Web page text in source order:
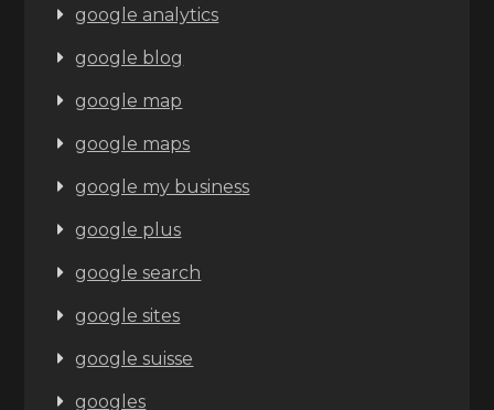
google analytics
google blog
google map
google maps
google my business
google plus
google search
google sites
google suisse
googles